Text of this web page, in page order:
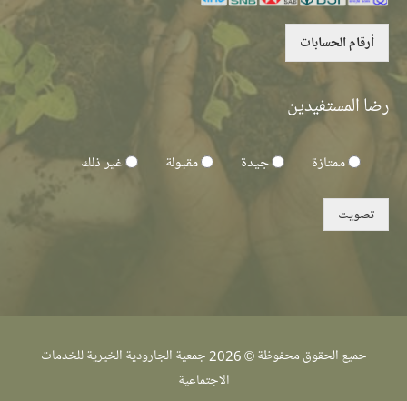
أرقام الحسابات
رضا المستفيدين
ممتازة جيدة مقبولة غير ذلك
تصويت
حميع الحقوق محفوظة © 2026
جمعية الجارودية الخيرية للخدمات
الاجتماعية